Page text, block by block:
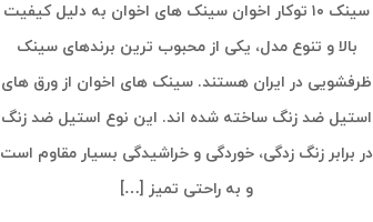
سینک ۱۰ توکار اخوان سینک های اخوان به دلیل کیفیت
بالا و تنوع مدل، یکی از محبوب ترین برندهای سینک
ظرفشویی در ایران هستند. سینک های اخوان از ورق های
استیل ضد زنگ ساخته شده اند. این نوع استیل ضد زنگ
در برابر زنگ زدگی، خوردگی و خراشیدگی بسیار مقاوم است
و به راحتی تمیز […]